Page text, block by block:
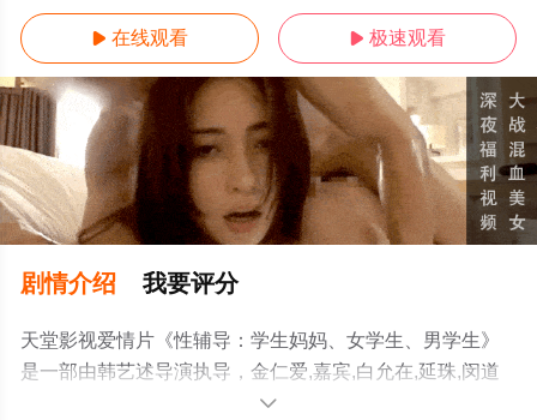
 在线观看  极速观看
剧情介绍 我要评分
天堂影视爱情片《性辅导：学生妈妈、女学生、男学生》
是一部由韩艺述导演执导，金仁爱,嘉宾,白允在,延珠,闵道
允,申俊贤,姜民宇,尹康善等明星演员精彩演绎的日本电影，
